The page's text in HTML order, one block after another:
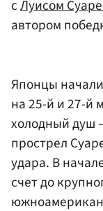
сЛуисом
автором
Японцы
на 25-й и 27-й
холодный душ
прострел
удара. В
счет до